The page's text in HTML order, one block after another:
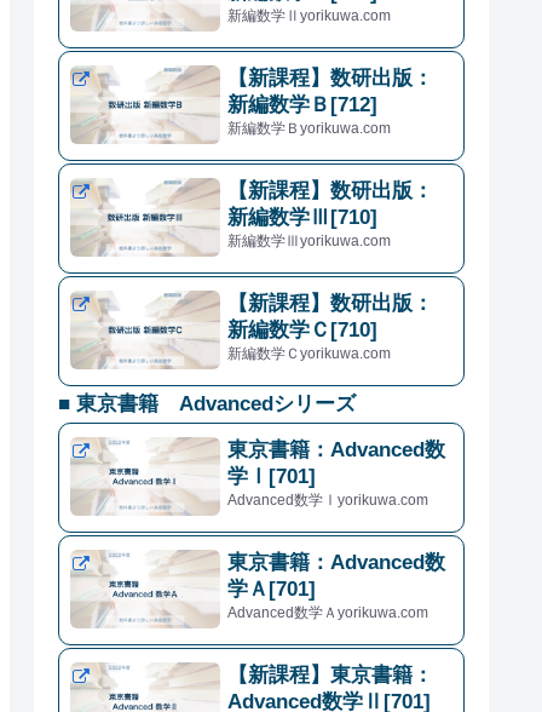
新編数学Ⅱyorikuwa.com
【新課程】数研出版：
新編数学Ｂ[712]
新編数学Ｂyorikuwa.com
【新課程】数研出版：
新編数学Ⅲ[710]
新編数学Ⅲyorikuwa.com
【新課程】数研出版：
新編数学Ｃ[710]
新編数学Ｃyorikuwa.com
■ 東京書籍 Advancedシリーズ
東京書籍：Advanced数
学Ⅰ[701]
Advanced数学Ⅰyorikuwa.com
東京書籍：Advanced数
学Ａ[701]
Advanced数学Ａyorikuwa.com
【新課程】東京書籍：
Advanced数学Ⅱ[701]